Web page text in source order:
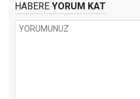
HABERE YORUM KAT